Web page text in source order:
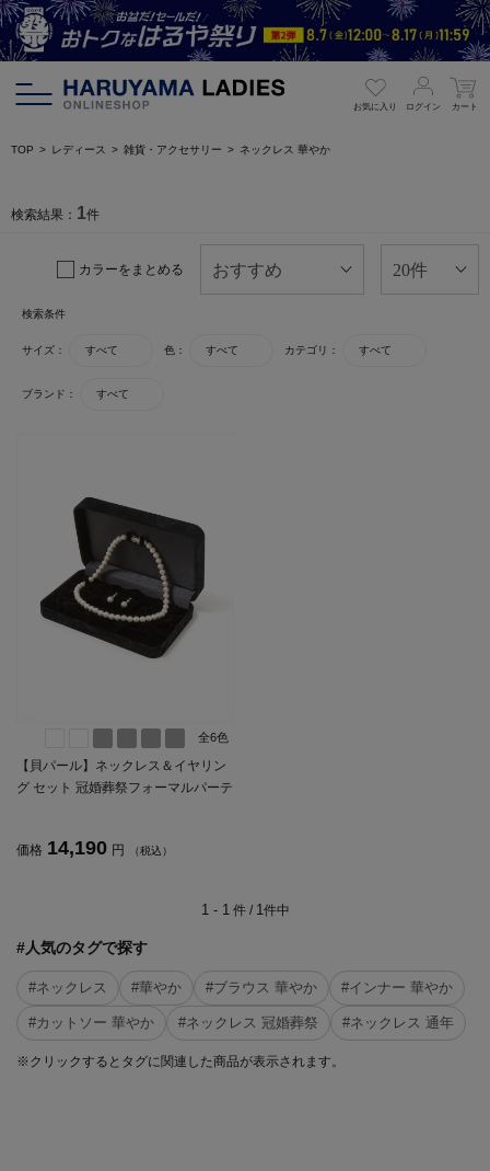
お気に入り ログイン カート
TOP レディース 雑貨・アクセサリー ネックレス 華やか
検索結果： 1件
カラーをまとめる
検索条件
サイズ： すべて 色： すべて カテゴリ： すべて
ブランド： すべて
全6色
【貝パール】ネックレス＆イヤリン
グ セット 冠婚葬祭フォーマルパーテ
価格 14,190 円 （税込）
1 - 1件 / 1件中
#人気のタグで探す
#ネックレス #華やか #ブラウス 華やか #インナー 華やか
#カットソー 華やか #ネックレス 冠婚葬祭 #ネックレス 通年
※クリックするとタグに関連した商品が表示されます。